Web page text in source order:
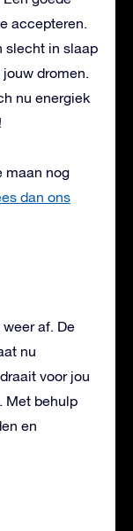
accepteren.
slecht in slaap
dromen.
nu energiek
maan nog
dan ons
af. De
nu
voor jou
Met behulp
en